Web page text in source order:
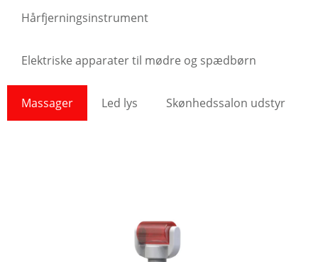
Hårfjerningsinstrument
Elektriske apparater til mødre og spædbørn
Massager Led lys Skønhedssalon udstyr